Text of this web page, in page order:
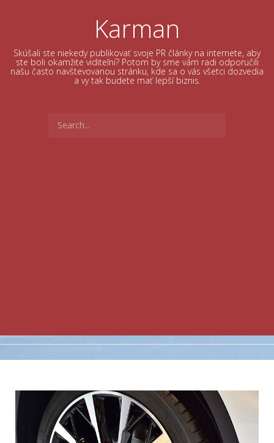
Karman
Skúšali ste niekedy publikovať svoje PR články na internete, aby
ste boli okamžite viditeľní? Potom by sme vám radi odporučili
našu často navštevovanou stránku, kde sa o vás všetci dozvedia
a vy tak budete mať lepší biznis.
for: